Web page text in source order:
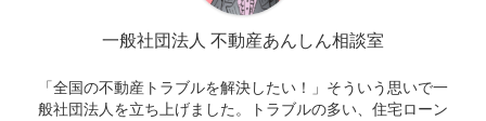
一般社団法人 不動産あんしん相談室
「全国の不動産トラブルを解決したい！」そういう思いで一
般社団法人を立ち上げました。トラブルの多い、住宅ローン